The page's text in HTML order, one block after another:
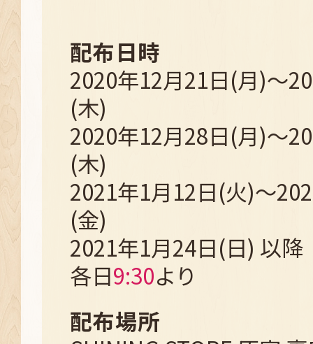
配布日時
2020年12月21日(月)～
(木)
2020年12月28日(月)～
(木)
2021年1月12日(火)～
(金)
2021年1月24日(日) 以降
各日9:30より
配布場所